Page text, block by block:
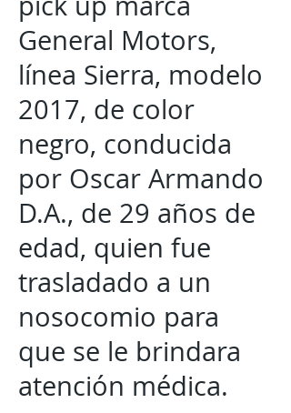
General Motors,
línea Sierra, modelo
2017, de color
negro, conducida
por Oscar Armando
D.A., de 29 años de
edad, quien fue
trasladado a un
nosocomio para
que se le brindara
atención médica.